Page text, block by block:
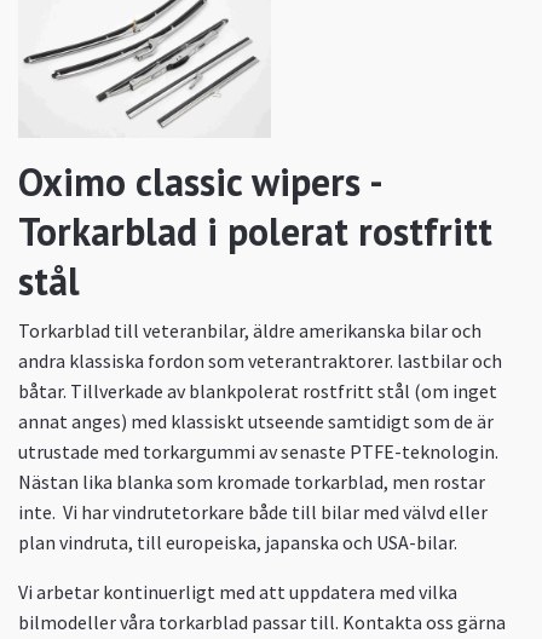
Oximo classic wipers -
Torkarblad i polerat rostfritt
stål
Torkarblad till veteranbilar, äldre amerikanska bilar och
andra klassiska fordon som veterantraktorer. lastbilar och
båtar. Tillverkade av blankpolerat rostfritt stål (om inget
annat anges) med klassiskt utseende samtidigt som de är
utrustade med torkargummi av senaste PTFE-teknologin.
Nästan lika blanka som kromade torkarblad, men rostar
inte. Vi har vindrutetorkare både till bilar med välvd eller
plan vindruta, till europeiska, japanska och USA-bilar.
Vi arbetar kontinuerligt med att uppdatera med vilka
bilmodeller våra torkarblad passar till. Kontakta oss gärna